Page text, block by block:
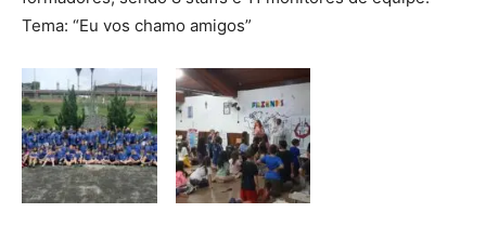
Tema: “Eu vos chamo amigos”